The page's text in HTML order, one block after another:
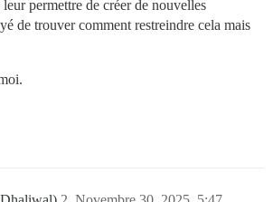
leur permettre de créer de nouvelles
de trouver comment restreindre cela mais